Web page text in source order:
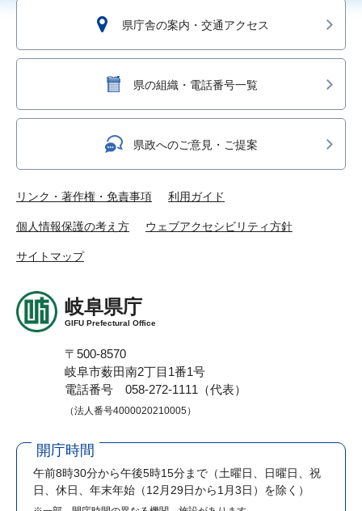
県庁舎の案内・交通アクセス
県の組織・電話番号一覧
県政へのご意見・ご提案
リンク・著作権・免責事項 利用ガイド
個人情報保護の考え方 ウェブアクセシビリティ方針
サイトマップ
岐阜県庁
GIFU Prefectural Office
〒500-8570
岐阜市薮田南2丁目1番1号
電話番号 058-272-1111（代表）
（法人番号4000020210005）
開庁時間
午前8時30分から午後5時15分まで （土曜日、日曜日、祝
日、休日、年末年始（12月29日から1月3日）を除く）